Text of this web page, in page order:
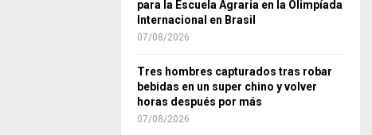
para la Escuela Agraria en la Olimpíada
Internacional en Brasil
07/08/2026
Tres hombres capturados tras robar
bebidas en un super chino y volver
horas después por más
07/08/2026